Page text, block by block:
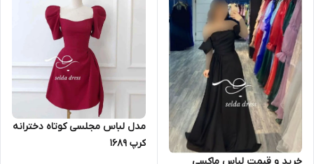
مدل لباس مجلسی کوتاه دخترانه
کرپ ۱۶۸۹